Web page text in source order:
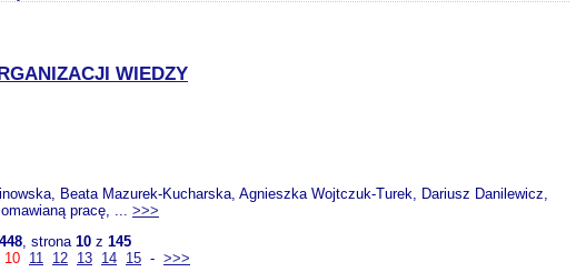
WIEDZY
Beata Mazurek-Kucharska, Agnieszka Wojtczuk-Turek, Dariusz Danilewicz,
pracę, ... >>>
, strona 10z 145
10 11 12 13 14 15 - >>>